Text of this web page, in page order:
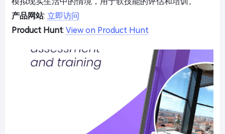
产品网站: 立即访问
Product Hunt: View on Product Hunt